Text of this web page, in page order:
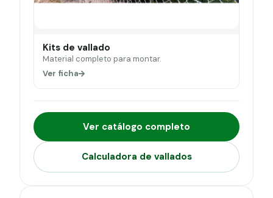
Kits de vallado
Material completo para montar.
Ver ficha
Ver catálogo completo
Calculadora de vallados